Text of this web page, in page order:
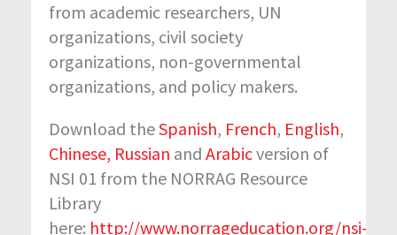
from academic researchers, UN
organizations, civil society
organizations, non-governmental
organizations, and policy makers.
Download theSpanish, French, English,
Chinese, Russian and Arabicversion of
NSI 01 from the NORRAG Resource
Library
here: http://www.norrageducation.org/nsi-